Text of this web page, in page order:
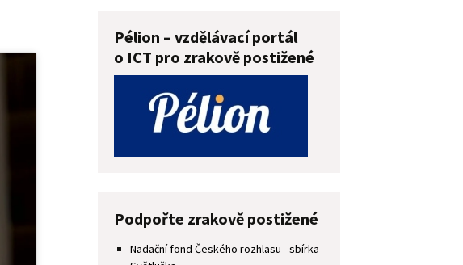
Pélion – vzdělávací portál
o ICT pro zrakově postižené
Podpořte zrakově postižené
Nadační fond Českého rozhlasu - sbírka